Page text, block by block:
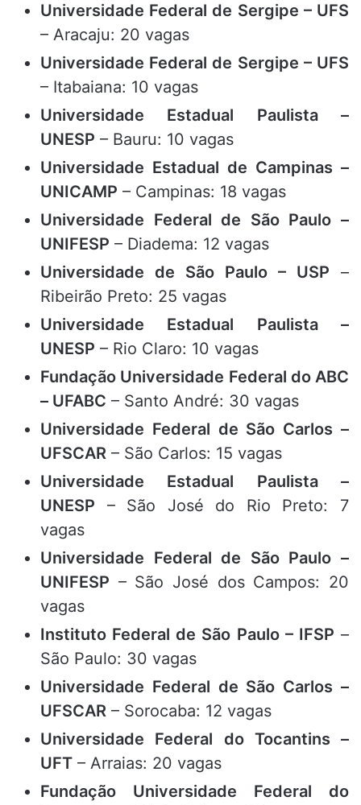
Universidade Federal de Sergipe – UFS
– Aracaju: 20 vagas
Universidade Federal de Sergipe – UFS
– Itabaiana: 10 vagas
Universidade Estadual Paulista –
UNESP – Bauru: 10 vagas
Universidade Estadual de Campinas –
UNICAMP – Campinas: 18 vagas
Universidade Federal de São Paulo –
UNIFESP – Diadema: 12 vagas
Universidade de São Paulo – USP –
Ribeirão Preto: 25 vagas
Universidade Estadual Paulista –
UNESP – Rio Claro: 10 vagas
Fundação Universidade Federal do ABC
– UFABC – Santo André: 30 vagas
Universidade Federal de São Carlos –
UFSCAR – São Carlos: 15 vagas
Universidade Estadual Paulista –
UNESP – São José do Rio Preto: 7
vagas
Universidade Federal de São Paulo –
UNIFESP – São José dos Campos: 20
vagas
Instituto Federal de São Paulo – IFSP –
São Paulo: 30 vagas
Universidade Federal de São Carlos –
UFSCAR – Sorocaba: 12 vagas
Universidade Federal do Tocantins –
UFT – Arraias: 20 vagas
Fundação Universidade Federal do